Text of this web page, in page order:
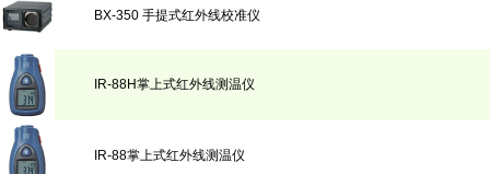
BX-350 手提式红外线校准仪
IR-88H掌上式红外线测温仪
IR-88掌上式红外线测温仪